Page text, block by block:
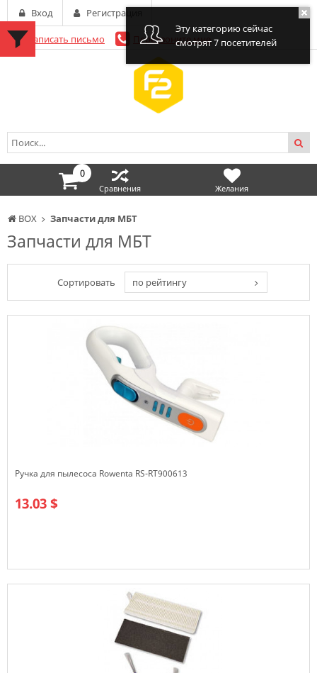
BOX Запчасти для МБТ
Запчасти для МБТ
Сортировать по рейтингу
Ручка для пылесоса Rowenta RS-RT900613
13.03 $
Написать письмо Перезвоните мне
Вход Регистрация
0
Сравнения Желания
Эту категорию сейчас
смотрят 7 посетителей